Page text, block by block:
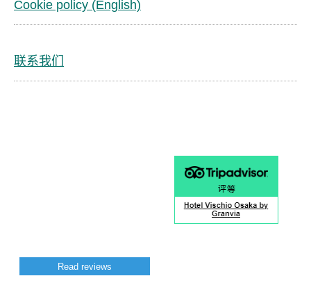
Cookie policy (English)
联系我们
Read reviews